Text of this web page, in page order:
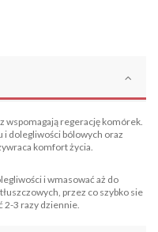
wspomagają regerację komórek.
i dolegliwości bólowych oraz
komfort życia.
i wmasować aż do
przez co szybko sie
2-3 razy dziennie.